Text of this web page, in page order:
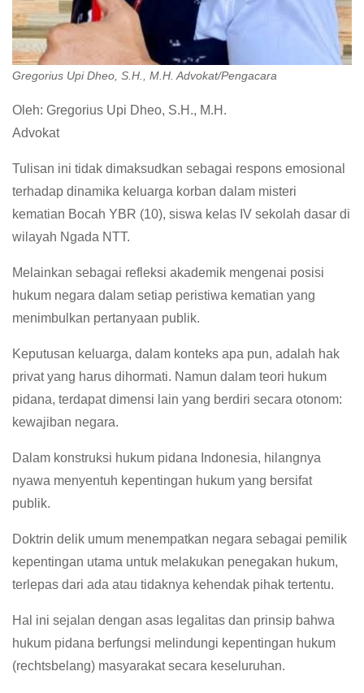
Gregorius Upi Dheo, S.H., M.H. Advokat/Pengacara
Oleh: Gregorius Upi Dheo, S.H., M.H.
Advokat
Tulisan ini tidak dimaksudkan sebagai respons emosional
terhadap dinamika keluarga korban dalam misteri
kematian Bocah YBR (10), siswa kelas IV sekolah dasar di
wilayah Ngada NTT.
Melainkan sebagai refleksi akademik mengenai posisi
hukum negara dalam setiap peristiwa kematian yang
menimbulkan pertanyaan publik.
Keputusan keluarga, dalam konteks apa pun, adalah hak
privat yang harus dihormati. Namun dalam teori hukum
pidana, terdapat dimensi lain yang berdiri secara otonom:
kewajiban negara.
Dalam konstruksi hukum pidana Indonesia, hilangnya
nyawa menyentuh kepentingan hukum yang bersifat
publik.
Doktrin delik umum menempatkan negara sebagai pemilik
kepentingan utama untuk melakukan penegakan hukum,
terlepas dari ada atau tidaknya kehendak pihak tertentu.
Hal ini sejalan dengan asas legalitas dan prinsip bahwa
hukum pidana berfungsi melindungi kepentingan hukum
(rechtsbelang) masyarakat secara keseluruhan.